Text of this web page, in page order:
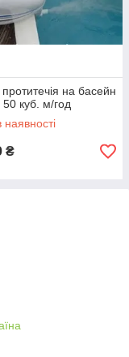
протитечія на басейн
куб. м/год
₴